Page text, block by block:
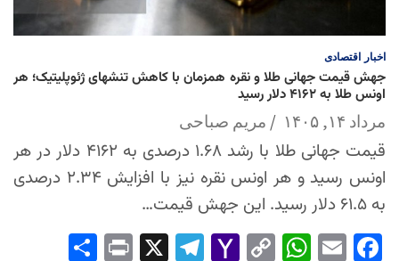
اخبار اقتصادی
جهش قیمت جهانی طلا و نقره همزمان با کاهش تنشهای ژئوپلیتیک؛ هر
اونس طلا به ۴۱۶۲ دلار رسید
مرداد ۱۴, ۱۴۰۵ مریم صباحی
قیمت جهانی طلا با رشد ۱.۶۸ درصدی به ۴۱۶۲ دلار در هر
اونس رسید و هر اونس نقره نیز با افزایش ۲.۳۴ درصدی
به ۶۱.۵ دلار رسید. این جهش قیمت…
Fac
Em
Wh
Co
Yah
Tel
Pri